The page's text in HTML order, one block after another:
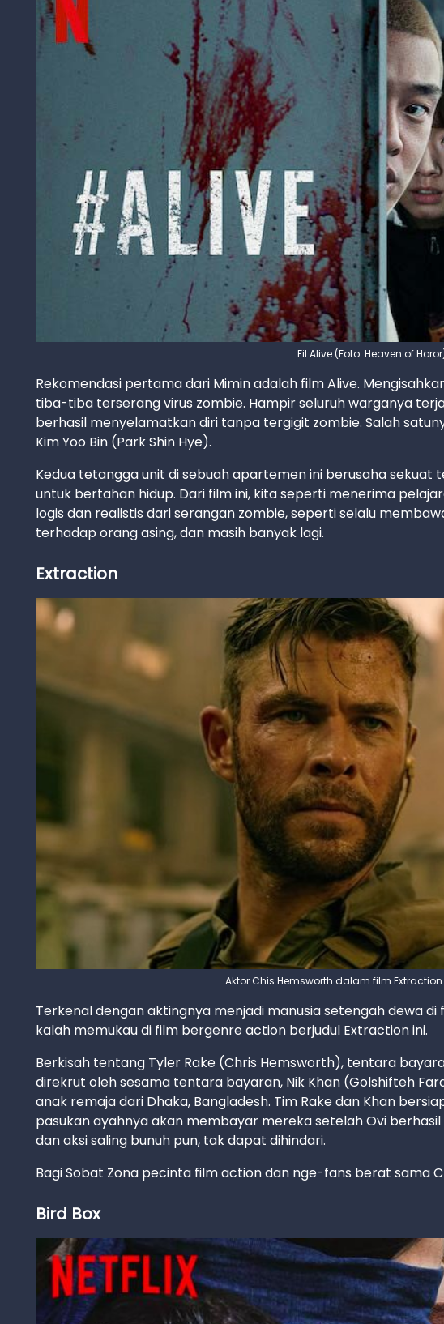
Fil Alive (Foto: Heaven of
Rekomendasi pertama dari Mimin adalah film Alive.
tiba-tiba terserang virus zombie. Hampir seluruh warganya
berhasil menyelamatkan diri tanpa tergigit zombie. Salah
Kim Yoo Bin (Park Shin Hye).
Kedua tetangga unit di sebuah apartemen ini berusaha
untuk bertahan hidup. Dari film ini, kita seperti menerima
logis dan realistis dari serangan zombie, seperti selalu
terhadap orang asing, dan masih banyak lagi.
Extraction
Aktor Chis Hemsworth dalam film Extraction
Terkenal dengan aktingnya menjadi manusia setengah dewa
kalah memukau di film bergenre action berjudul Extraction ini.
Berkisah tentang Tyler Rake (Chris Hemsworth), tentara
direkrut oleh sesama tentara bayaran, Nik Khan (Golshifteh
anak remaja dari Dhaka, Bangladesh. Tim Rake dan Khan
pasukan ayahnya akan membayar mereka setelah Ovi
dan aksi saling bunuh pun, tak dapat dihindari.
Bagi Sobat Zona pecinta film action dan nge-fans berat sama
Bird Box